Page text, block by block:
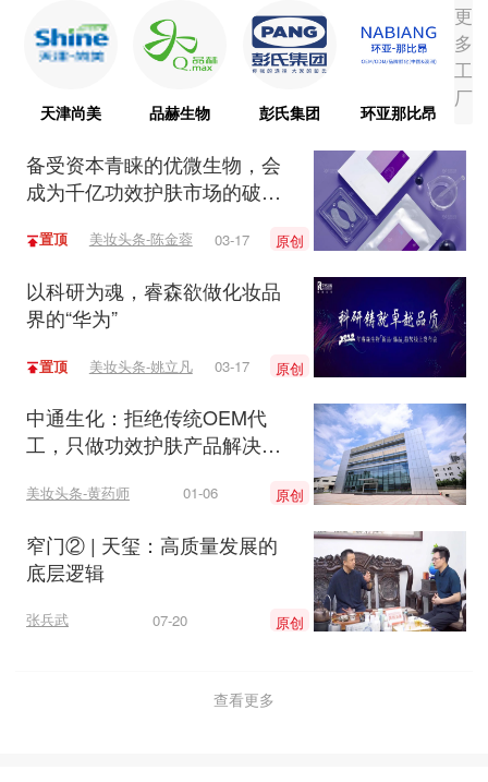
天津尚美 品赫生物 彭氏集团 环亚那比昂
更
多
工
厂
备受资本青睐的优微生物，会
成为千亿功效护肤市场的破局
置顶 美妆头条-陈金蓉 03-17 原创
以科研为魂，睿森欲做化妆品
界的“华为”
置顶 美妆头条-姚立凡 03-17 原创
中通生化：拒绝传统OEM代
工，只做功效护肤产品解决方
美妆头条-黄药师 01-06 原创
窄门② | 天玺：高质量发展的
底层逻辑
张兵武 07-20 原创
查看更多